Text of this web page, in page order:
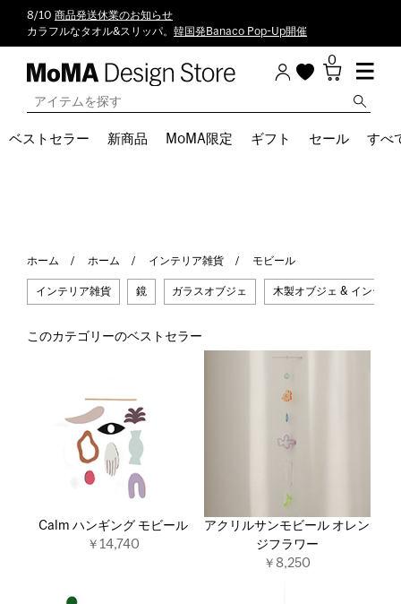
8/10 商品発送休業のお知らせ
カラフルなタオル&スリッパ。 韓国発Banaco Pop-Up開催
0
ベストセラー 新商品 MoMA限定 ギフト セール すべ
ホーム ホーム インテリア雑貨 モビール
インテリア雑貨 鏡 ガラスオブジェ 木製オブジェ & インテリ
このカテゴリーのベストセラー
Calm ハンギング モビール
￥14,740
アクリルサンモビール オレン
ジフラワー
￥8,250